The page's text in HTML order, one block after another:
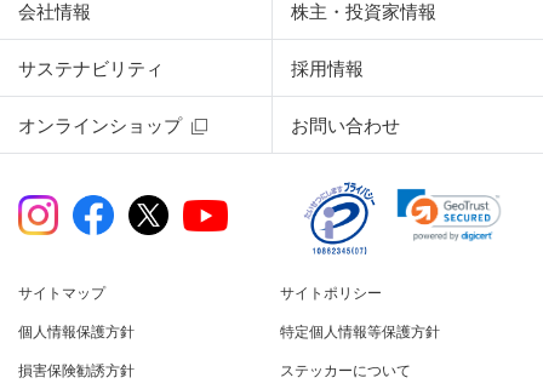
会社情報 株主・投資家情報
サステナビリティ
オンラインショップ お問い合わせ
採用情報
サイトマップ サイトポリシー
個人情報保護方針 特定個人情報等保護方針
損害保険勧誘方針 ステッカーについて